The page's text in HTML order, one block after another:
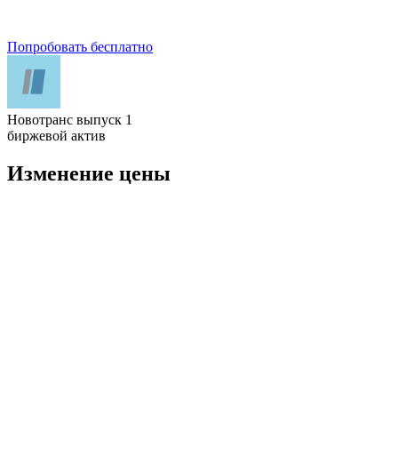
Попробовать бесплатно
Новотранс выпуск 1
биржевой актив
Изменение цены